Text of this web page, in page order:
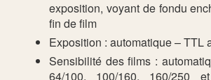
exposition, voyant de fondu
fin de film
Exposition : automatique – TTL
Sensibilité des films :
64/100, 100/160, 160/250